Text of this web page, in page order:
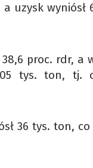
uzysk wyniósł
proc. rdr, a
tys. ton, tj.
36 tys. ton,